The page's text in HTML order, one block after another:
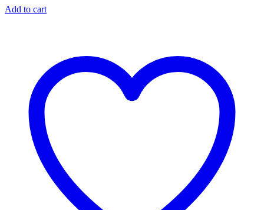
Add to cart